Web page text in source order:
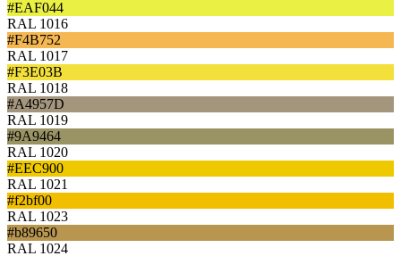
#EAF044
RAL 1016
#F4B752
RAL 1017
#F3E03B
RAL 1018
#A4957D
RAL 1019
#9A9464
RAL 1020
#EEC900
RAL 1021
#f2bf00
RAL 1023
#b89650
RAL 1024